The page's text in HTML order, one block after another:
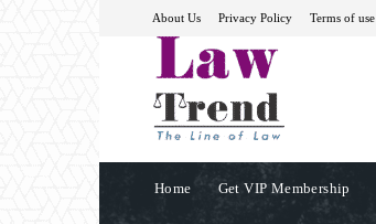
About Us Privacy Policy Terms of use
Home Get VIP Membership